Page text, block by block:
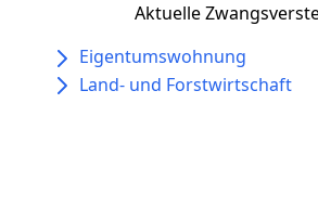
Aktuelle
Eigentumswohnung
Land- und Forstwirtschaft